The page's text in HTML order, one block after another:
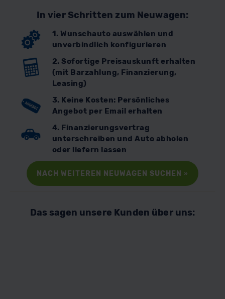
In vier Schritten zum Neuwagen:
1. Wunschauto auswählen und
unverbindlich konfigurieren
2. Sofortige Preisauskunft erhalten
(mit Barzahlung, Finanzierung,
Leasing)
3. Keine Kosten: Persönliches
Angebot per Email erhalten
4. Finanzierungsvertrag
unterschreiben und Auto abholen
oder liefern lassen
NACH WEITEREN NEUWAGEN SUCHEN »
Das sagen unsere Kunden über uns: